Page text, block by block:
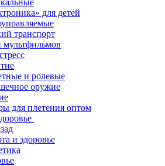
для детей
транспорт
мультфильмов
и ролевые
оружие
для плетения оптом
и здоровье